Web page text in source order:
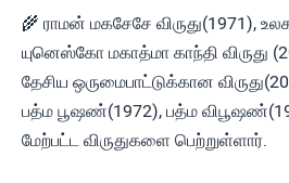
🌾 ராமன் மகசேசே விருது(1971),
யுனெஸ்கோ மகாத்மா காந்தி விருது
தேசிய ஒருமைபாட்டுக்கான
பத்ம பூஷண்(1972), பத்ம
மேற்பட்ட விருதுகளை பெற்றுள்ளார்.